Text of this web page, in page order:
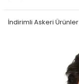
İndirimli Askeri Ürünler